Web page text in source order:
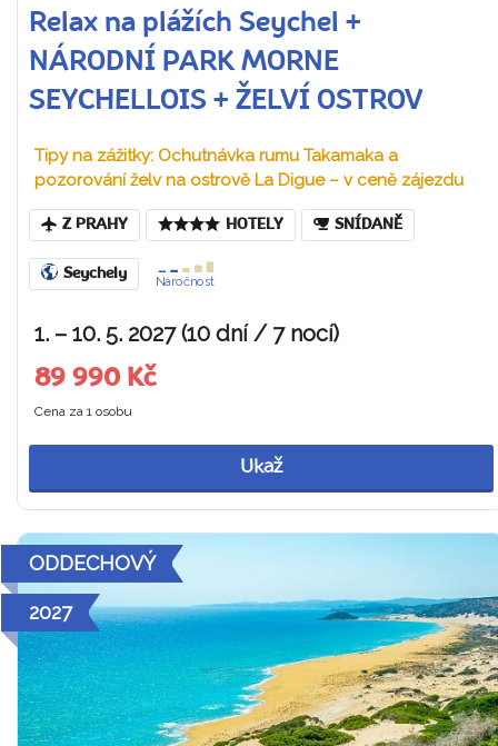
Relax na plážích Seychel +
NÁRODNÍ PARK MORNE
SEYCHELLOIS + ŽELVÍ OSTROV
Tipy na zážitky: Ochutnávka rumu Takamaka a
pozorování želv na ostrově La Digue – v ceně zájezdu
Z PRAHY HOTELY SNÍDANĚ
Seychely
Náročnost
1. – 10. 5. 2027 (10 dní / 7 nocí)
89 990 Kč
Cena za 1 osobu
Ukaž
ODDECHOVÝ
2027